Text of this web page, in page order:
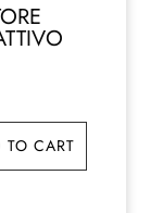
TO CART